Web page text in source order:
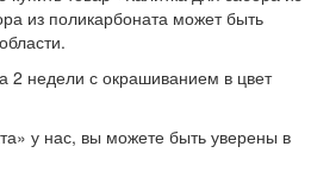
из поликарбоната может быть
2 недели с окрашиванием в цвет
у нас, вы можете быть уверены в